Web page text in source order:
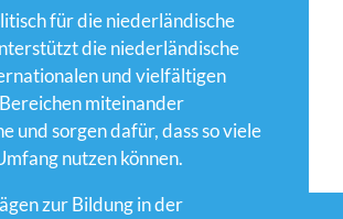
für die niederländische
die niederländische
und vielfältigen
miteinander
und sorgen dafür, dass so viele
nutzen können.
zur Bildung in der